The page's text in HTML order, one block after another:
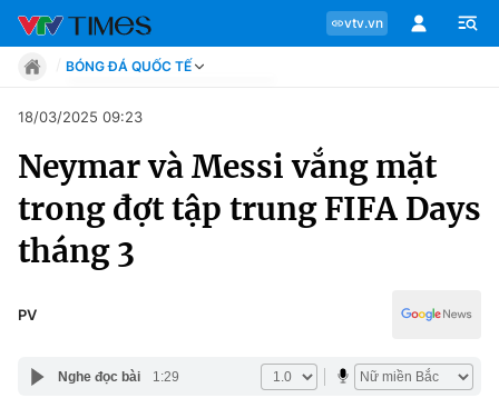
vtv.vn
Chuyên mục
Tin tức
BÓNG ĐÁ QUỐC TẾ
Move
Phong cách
Sự kiện
Bóng đá
Thể thao điện tử
18/03/2025 09:23
Neymar và Messi vắng mặt
trong đợt tập trung FIFA Days
tháng 3
PV
Nghe đọc bài 1:29